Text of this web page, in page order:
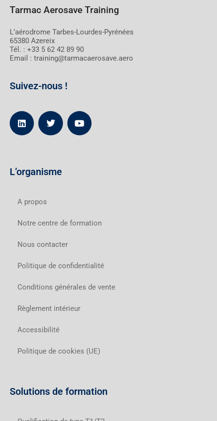
Tarmac Aerosave Training
L’aérodrome Tarbes-Lourdes-Pyrénées
65380 Azereix
Tél. : +33 5 62 42 89 90
Email : training@tarmacaerosave.aero
Suivez-nous !
L’organisme
A propos
Notre centre de formation
Nous contacter
Politique de confidentialité
Conditions générales de vente
Règlement intérieur
Accessibilité
Politique de cookies (UE)
Solutions de formation